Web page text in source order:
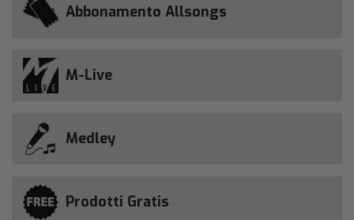
Abbonamento Allsongs
M-Live
Medley
Prodotti Gratis